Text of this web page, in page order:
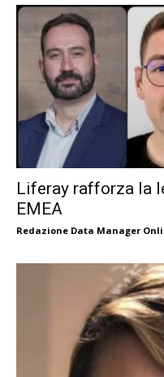
Liferay rafforza la
EMEA
Redazione Data Manager